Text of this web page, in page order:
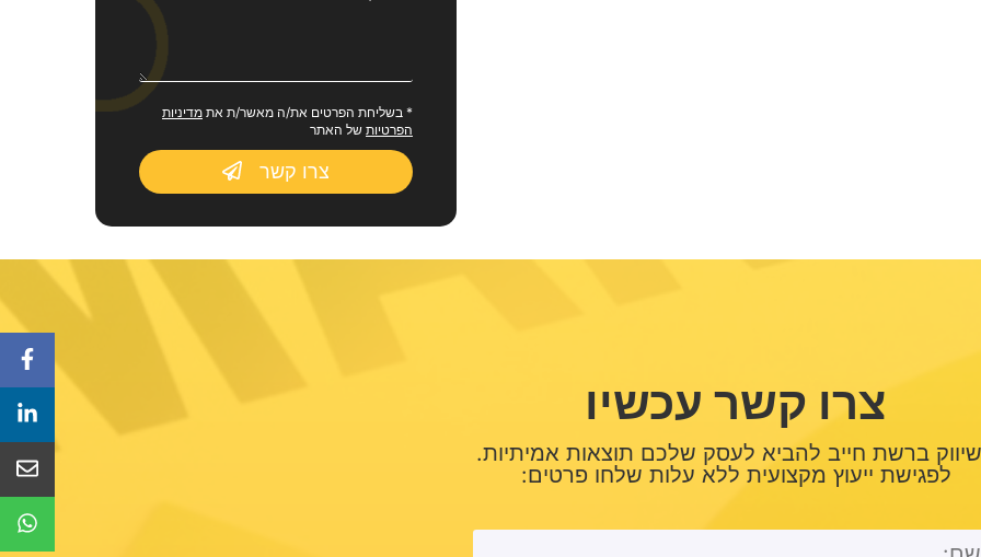
* בשליחת הפרטים את/ה מאשר/ת את מדיניות
הפרטיות של האתר
צרו קשר
צרו קשר עכשיו
ברשת חייב להביא לעסק שלכם תוצאות אמיתיות.
לפגישת ייעוץ מקצועית ללא עלות שלחו פרטים: